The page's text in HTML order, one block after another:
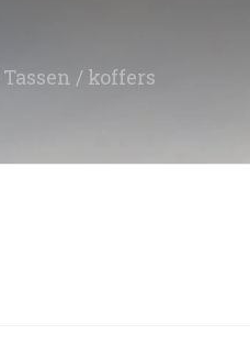
Tassen / koffers